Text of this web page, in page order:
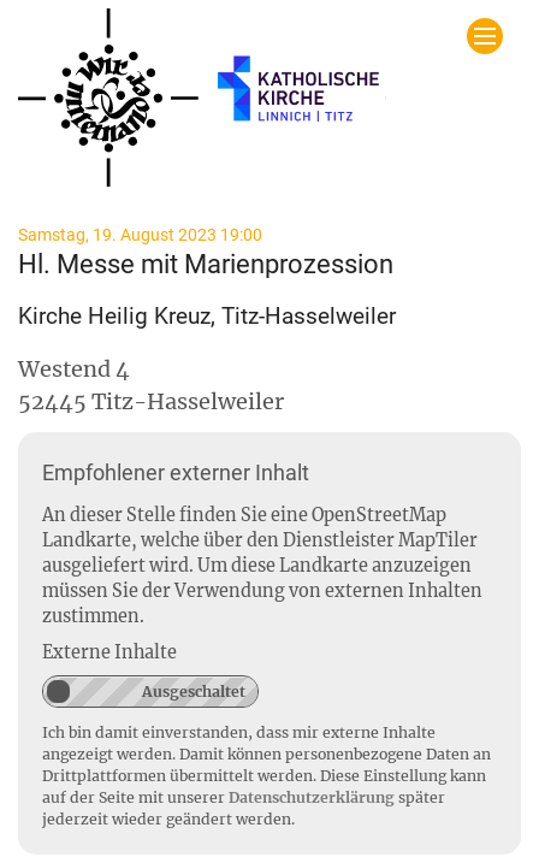
Zum Inhalt springen
Samstag, 19. August 2023 19:00
Hl. Messe mit Marienprozession
Kirche Heilig Kreuz, Titz-Hasselweiler
Westend 4
52445 Titz-Hasselweiler
Empfohlener externer Inhalt
An dieser Stelle finden Sie eine OpenStreetMap
Landkarte, welche über den Dienstleister MapTiler
ausgeliefert wird. Um diese Landkarte anzuzeigen
müssen Sie der Verwendung von externen Inhalten
zustimmen.
Externe Inhalte
Ich bin damit einverstanden, dass mir externe Inhalte
angezeigt werden. Damit können personenbezogene Daten an
Drittplattformen übermittelt werden. Diese Einstellung kann
auf der Seite mit unserer Datenschutzerklärung später
jederzeit wieder geändert werden.